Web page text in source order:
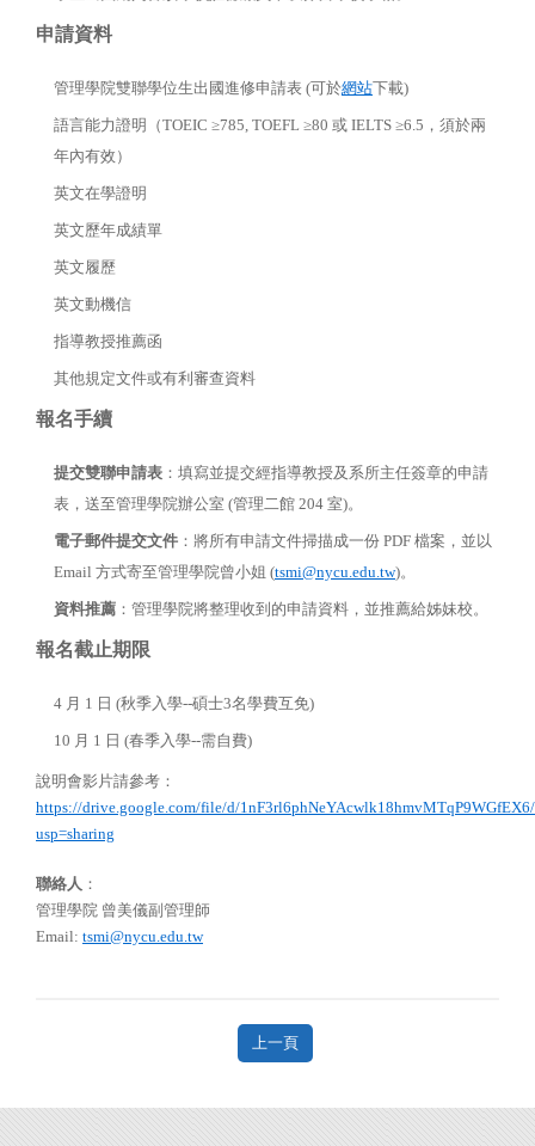
申請資料
管理學院雙聯學位生出國進修申請表 (可於網站下載)
語言能力證明（TOEIC ≥785, TOEFL ≥80 或 IELTS ≥6.5，須於兩
年內有效）
英文在學證明
英文歷年成績單
英文履歷
英文動機信
指導教授推薦函
其他規定文件或有利審查資料
報名手續
提交雙聯申請表 ：填寫並提交經指導教授及系所主任簽章的申請
表，送至管理學院辦公室 (管理二館 204 室)。
電子郵件提交文件 ：將所有申請文件掃描成一份 PDF 檔案，並以
Email 方式寄至管理學院曾小姐 (tsmi@nycu.edu.tw)。
資料推薦 ：管理學院將整理收到的申請資料，並推薦給姊妹校。
報名截止期限
4 月 1 日 (秋季入學--碩士3名學費互免)
10 月 1 日 (春季入學--需自費)
說明會影片請參考：
https://drive.google.com/file/d/
usp=sharing
聯絡人 ：
管理學院 曾美儀副管理師
Email: tsmi@nycu.edu.tw
上一頁